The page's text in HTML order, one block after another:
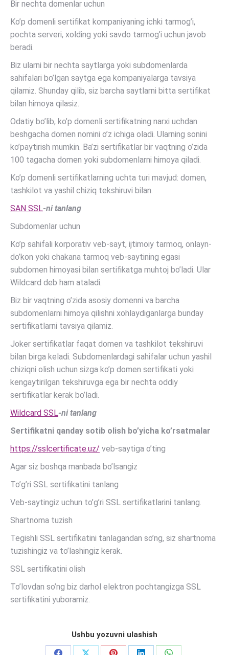
Bir nechta domenlar uchun
Ko’p domenli sertifikat kompaniyaning ichki tarmog’i,
pochta serveri, xolding yoki savdo tarmog’i uchun javob
beradi.
Biz ularni bir nechta saytlarga yoki subdomenlarda
sahifalari bo’lgan saytga ega kompaniyalarga tavsiya
qilamiz. Shunday qilib, siz barcha saytlarni bitta sertifikat
bilan himoya qilasiz.
Odatiy bo’lib, ko’p domenli sertifikatning narxi uchdan
beshgacha domen nomini o’z ichiga oladi. Ularning sonini
ko’paytirish mumkin. Ba’zi sertifikatlar bir vaqtning o’zida
100 tagacha domen yoki subdomenlarni himoya qiladi.
Ko’p domenli sertifikatlarning uchta turi mavjud: domen,
tashkilot va yashil chiziq tekshiruvi bilan.
SAN SSL-ni tanlang
Subdomenlar uchun
Ko’p sahifali korporativ veb-sayt, ijtimoiy tarmoq, onlayn-
do’kon yoki chakana tarmoq veb-saytining egasi
subdomen himoyasi bilan sertifikatga muhtoj bo’ladi. Ular
Wildcard deb ham ataladi.
Biz bir vaqtning o’zida asosiy domenni va barcha
subdomenlarni himoya qilishni xohlaydiganlarga bunday
sertifikatlarni tavsiya qilamiz.
Joker sertifikatlar faqat domen va tashkilot tekshiruvi
bilan birga keladi. Subdomenlardagi sahifalar uchun yashil
chiziqni olish uchun sizga ko’p domen sertifikati yoki
kengaytirilgan tekshiruvga ega bir nechta oddiy
sertifikatlar kerak bo’ladi.
Wildcard SSL-ni tanlang
Sertifikatni qanday sotib olish bo’yicha ko’rsatmalar
https://sslcertificate.uz/ veb-saytiga o’ting
Agar siz boshqa manbada bo’lsangiz
To’g’ri SSL sertifikatini tanlang
Veb-saytingiz uchun to’g’ri SSL sertifikatlarini tanlang.
Shartnoma tuzish
Tegishli SSL sertifikatini tanlagandan so’ng, siz shartnoma
tuzishingiz va to’lashingiz kerak.
SSL sertifikatini olish
To’lovdan so’ng biz darhol elektron pochtangizga SSL
sertifikatini yuboramiz.
Ushbu yozuvni ulashish